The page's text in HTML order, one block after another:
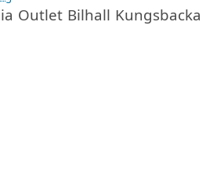
Outlet Bilhall Kungsbacka